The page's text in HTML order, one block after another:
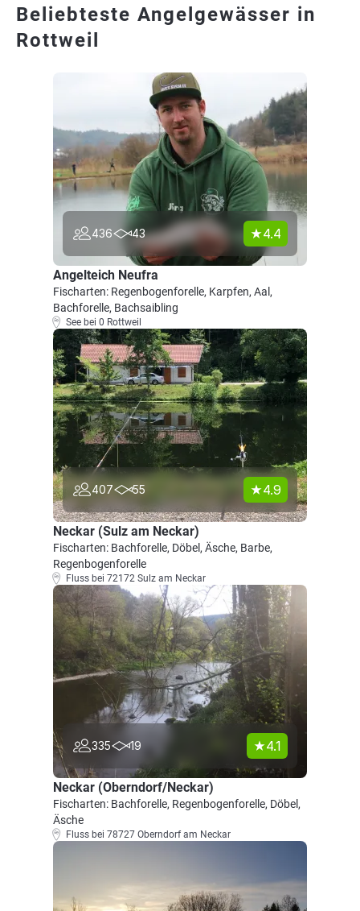
Beliebteste Angelgewässer in
Rottweil
436 43 4.4
Angelteich Neufra
Fischarten: Regenbogenforelle, Karpfen, Aal,
Bachforelle, Bachsaibling
See bei 0 Rottweil
407 55 4.9
Neckar (Sulz am Neckar)
Fischarten: Bachforelle, Döbel, Äsche, Barbe,
Regenbogenforelle
Fluss bei 72172 Sulz am Neckar
335 19 4.1
Neckar (Oberndorf/Neckar)
Fischarten: Bachforelle, Regenbogenforelle, Döbel,
Äsche
Fluss bei 78727 Oberndorf am Neckar